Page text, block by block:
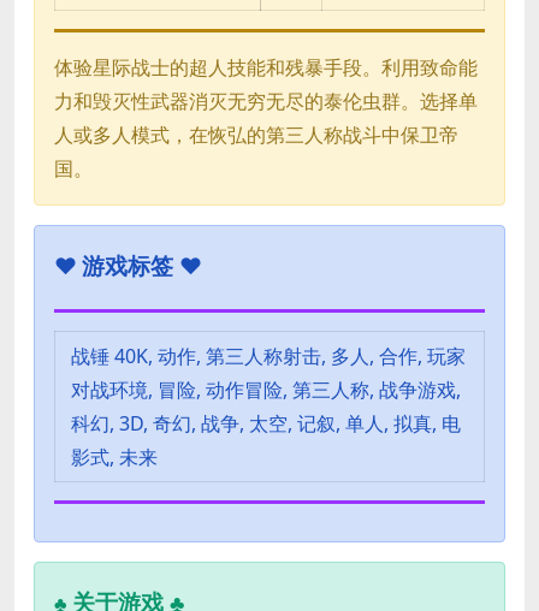
体验星际战士的超人技能和残暴手段。利用致命能
力和毁灭性武器消灭无穷无尽的泰伦虫群。选择单
人或多人模式，在恢弘的第三人称战斗中保卫帝
国。
♥ 游戏标签 ♥
战锤 40K, 动作, 第三人称射击, 多人, 合作, 玩家
对战环境, 冒险, 动作冒险, 第三人称, 战争游戏,
科幻, 3D, 奇幻, 战争, 太空, 记叙, 单人, 拟真, 电
影式, 未来
♣ 关于游戏 ♣